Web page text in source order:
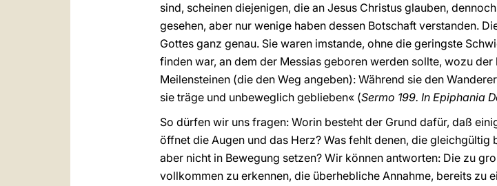
sind, scheinen diejenigen, die an Jesus Christus glauben,
gesehen, aber nur wenige haben dessen Botschaft verstanden.
Gottes ganz genau. Sie waren imstande, ohne die geringste
finden war, an dem der Messias geboren werden sollte, wozu
Meilensteinen (die den Weg angeben): Während sie den
sie träge und unbeweglich geblieben« (Sermo 199. In Epiphania
So dürfen wir uns fragen: Worin besteht der Grund dafür, daß
öffnet die Augen und das Herz? Was fehlt denen, die
aber nicht in Bewegung setzen? Wir können antworten: Die zu
vollkommen zu erkennen, die überhebliche Annahme, bereits zu